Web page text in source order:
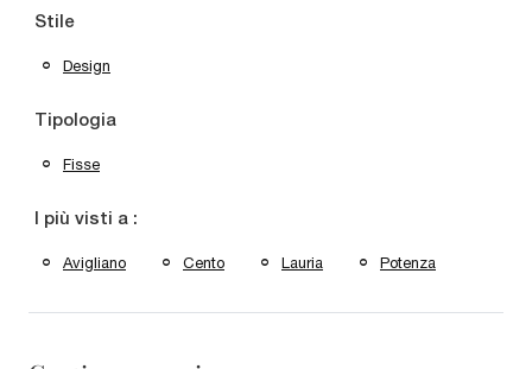
Stile
Design
Tipologia
Fisse
I più visti a :
Avigliano Cento Lauria Potenza